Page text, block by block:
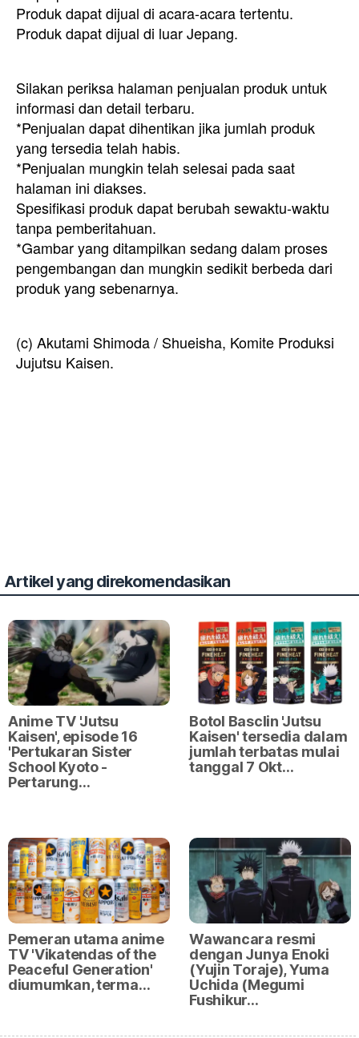
Produk dapat dijual di acara-acara tertentu.
Produk dapat dijual di luar Jepang.
Silakan periksa halaman penjualan produk untuk
informasi dan detail terbaru.
*Penjualan dapat dihentikan jika jumlah produk
yang tersedia telah habis.
*Penjualan mungkin telah selesai pada saat
halaman ini diakses.
Spesifikasi produk dapat berubah sewaktu-waktu
tanpa pemberitahuan.
*Gambar yang ditampilkan sedang dalam proses
pengembangan dan mungkin sedikit berbeda dari
produk yang sebenarnya.
(c) Akutami Shimoda / Shueisha, Komite Produksi
Jujutsu Kaisen.
Artikel yang direkomendasikan
Anime TV 'Jutsu
Kaisen', episode 16
'Pertukaran Sister
School Kyoto -
Pertarung…
Botol Basclin 'Jutsu
Kaisen' tersedia dalam
jumlah terbatas mulai
tanggal 7 Okt…
Pemeran utama anime
TV 'Vikatendas of the
Peaceful Generation'
diumumkan, terma…
Wawancara resmi
dengan Junya Enoki
(Yujin Toraje), Yuma
Uchida (Megumi
Fushikur…